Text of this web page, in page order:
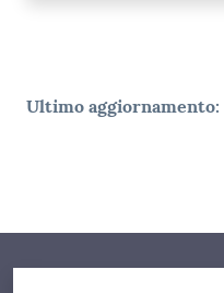
Ultimo aggiornamento: